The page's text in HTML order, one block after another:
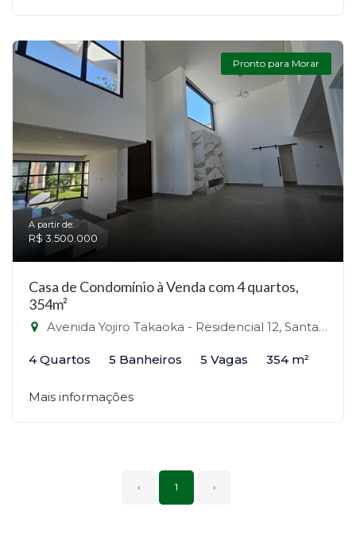
Pronto para Morar
A partir de:
R$ 3.500.000
Casa de Condomínio à Venda com 4 quartos,
354m²
Avenida Yojiro Takaoka - Residencial 12, Santana de Parnaíba-SP
4 Quartos 5 Banheiros 5 Vagas 354 m²
Mais informações
‹ 1 ›